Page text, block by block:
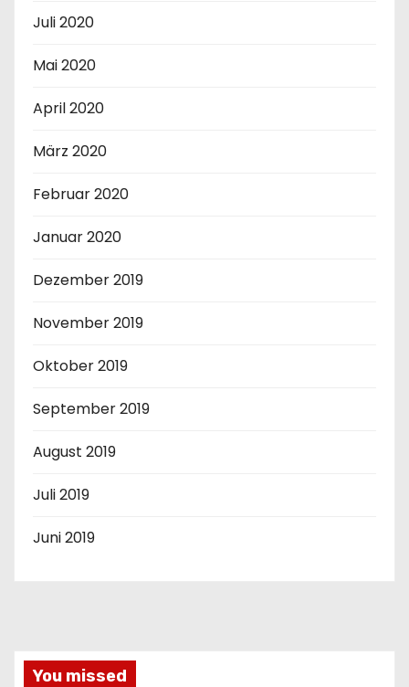
Juli 2020
Mai 2020
April 2020
März 2020
Februar 2020
Januar 2020
Dezember 2019
November 2019
Oktober 2019
September 2019
August 2019
Juli 2019
Juni 2019
You missed